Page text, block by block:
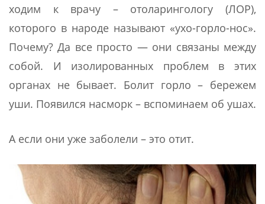
ходим к врачу – отоларингологу (ЛОР),
которого в народе называют «ухо-горло-нос».
Почему? Да все просто — они связаны между
собой. И изолированных проблем в этих
органах не бывает. Болит горло – бережем
уши. Появился насморк – вспоминаем об ушах.
А если они уже заболели – это отит.